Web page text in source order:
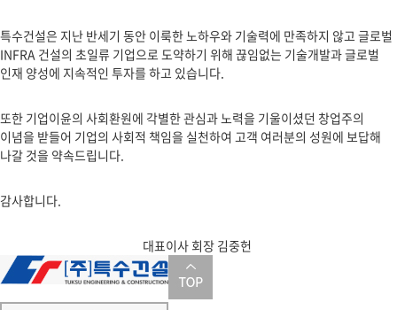
특수건설은 지난 반세기 동안 이룩한 노하우와 기술력에 만족하지 않고 글로벌
INFRA 건설의 초일류 기업으로 도약하기 위해 끊임없는 기술개발과 글로벌
인재 양성에 지속적인 투자를 하고 있습니다.
또한 기업이윤의 사회환원에 각별한 관심과 노력을 기울이셨던 창업주의
이념을 받들어 기업의 사회적 책임을 실천하여 고객 여러분의 성원에 보답해
나갈 것을 약속드립니다.
감사합니다.
대표이사 회장 김중헌